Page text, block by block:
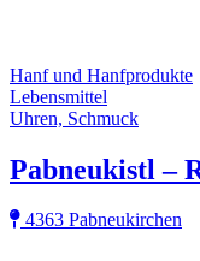
Hanf und Hanfprodukte
Lebensmittel
Uhren, Schmuck
Pabneukistl –
4363 Pabneukirchen